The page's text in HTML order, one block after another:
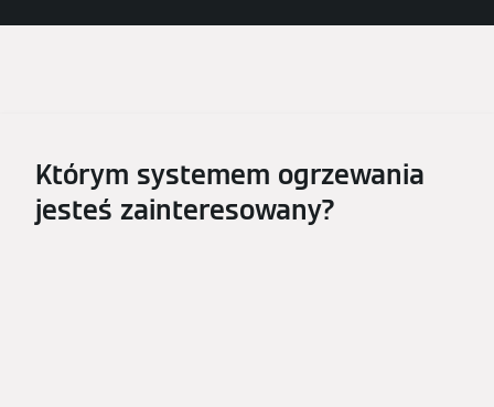
Którym systemem ogrzewania
jesteś zainteresowany?